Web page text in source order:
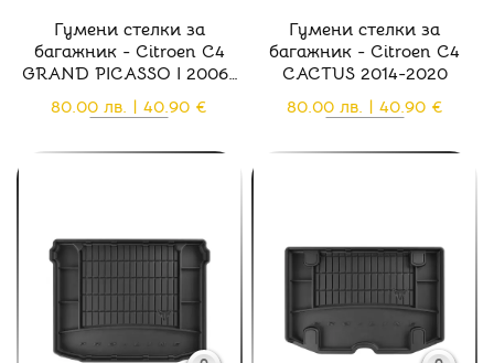
Гумени стелки за
багажник - Citroen C4
GRAND PICASSO I 2006-
2013
80.00 лв. | 40.90 €
Гумени стелки за
багажник - Citroen C4
CACTUS 2014-2020
80.00 лв. | 40.90 €